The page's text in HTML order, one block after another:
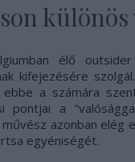
különös
élő
kifejezésére
a számára
pontjai a
azonban elég
egyéniségét.